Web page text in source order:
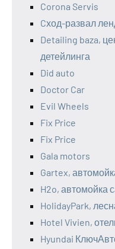
Corona Servis
Cход-развал
Detailing baza,
детейлинга
Did auto
Doctor Car
Evil Wheels
Fix Price
Fix Price
Gala motors
Gartex,
H2o, автомойка
HolidayPark,
Hotel Vivien,
Hyundai